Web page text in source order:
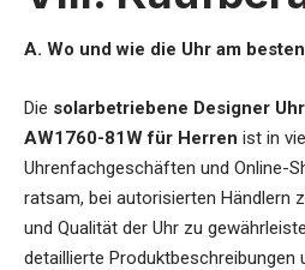
A. Wo und wie die Uhr am
Die solarbetriebene Designer
AW1760-81W für Herren ist in
Uhrenfachgeschäften und Online-
ratsam, bei autorisierten Händlern
und Qualität der Uhr zu
detaillierte Produktbeschreibungen